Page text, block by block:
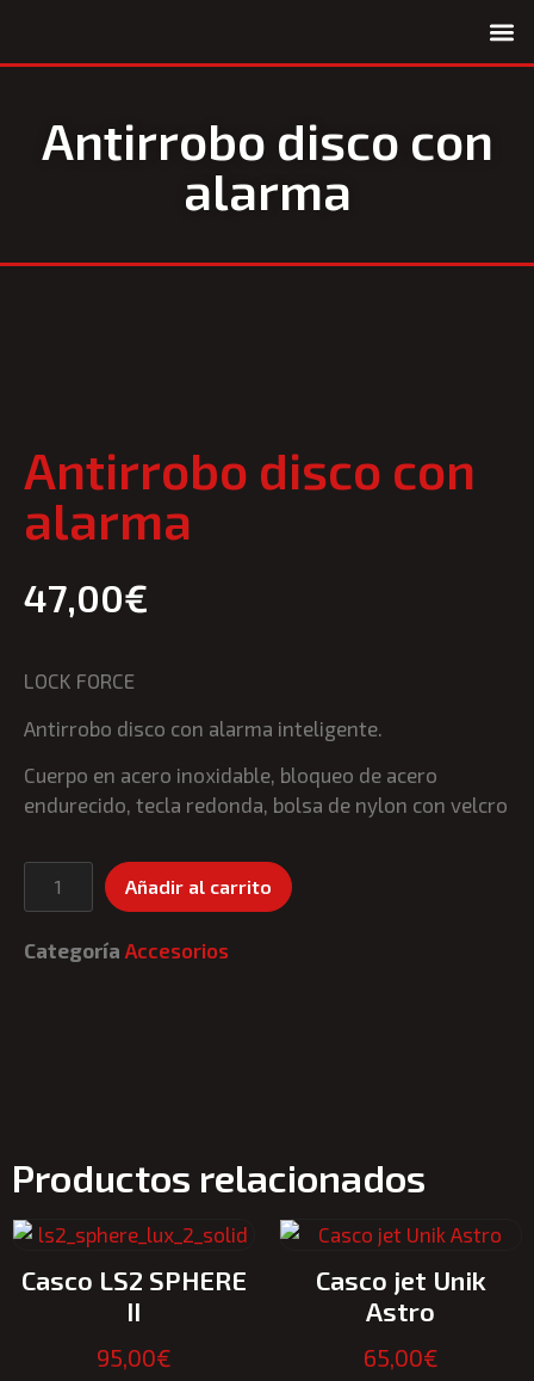
Antirrobo disco con
alarma
Antirrobo disco con
alarma
47,00€
LOCK FORCE
Antirrobo disco con alarma inteligente.
Cuerpo en acero inoxidable, bloqueo de acero
endurecido, tecla redonda, bolsa de nylon con velcro
Añadir al carrito
Categoría Accesorios
Productos relacionados
Casco LS2 SPHERE
II
95,00€
Casco jet Unik
Astro
65,00€